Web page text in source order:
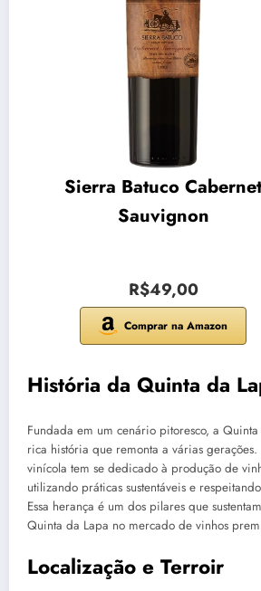
Sierra Batuco Cabernet
Sauvignon
R$49,00
Comprar na Amazon
História da Quinta da
Fundada em um cenário pitoresco, a
rica história que remonta a várias gerações.
vinícola tem se dedicado à produção de
utilizando práticas sustentáveis e
Essa herança é um dos pilares que
Quinta da Lapa no mercado de vinhos
Localização e Terroir